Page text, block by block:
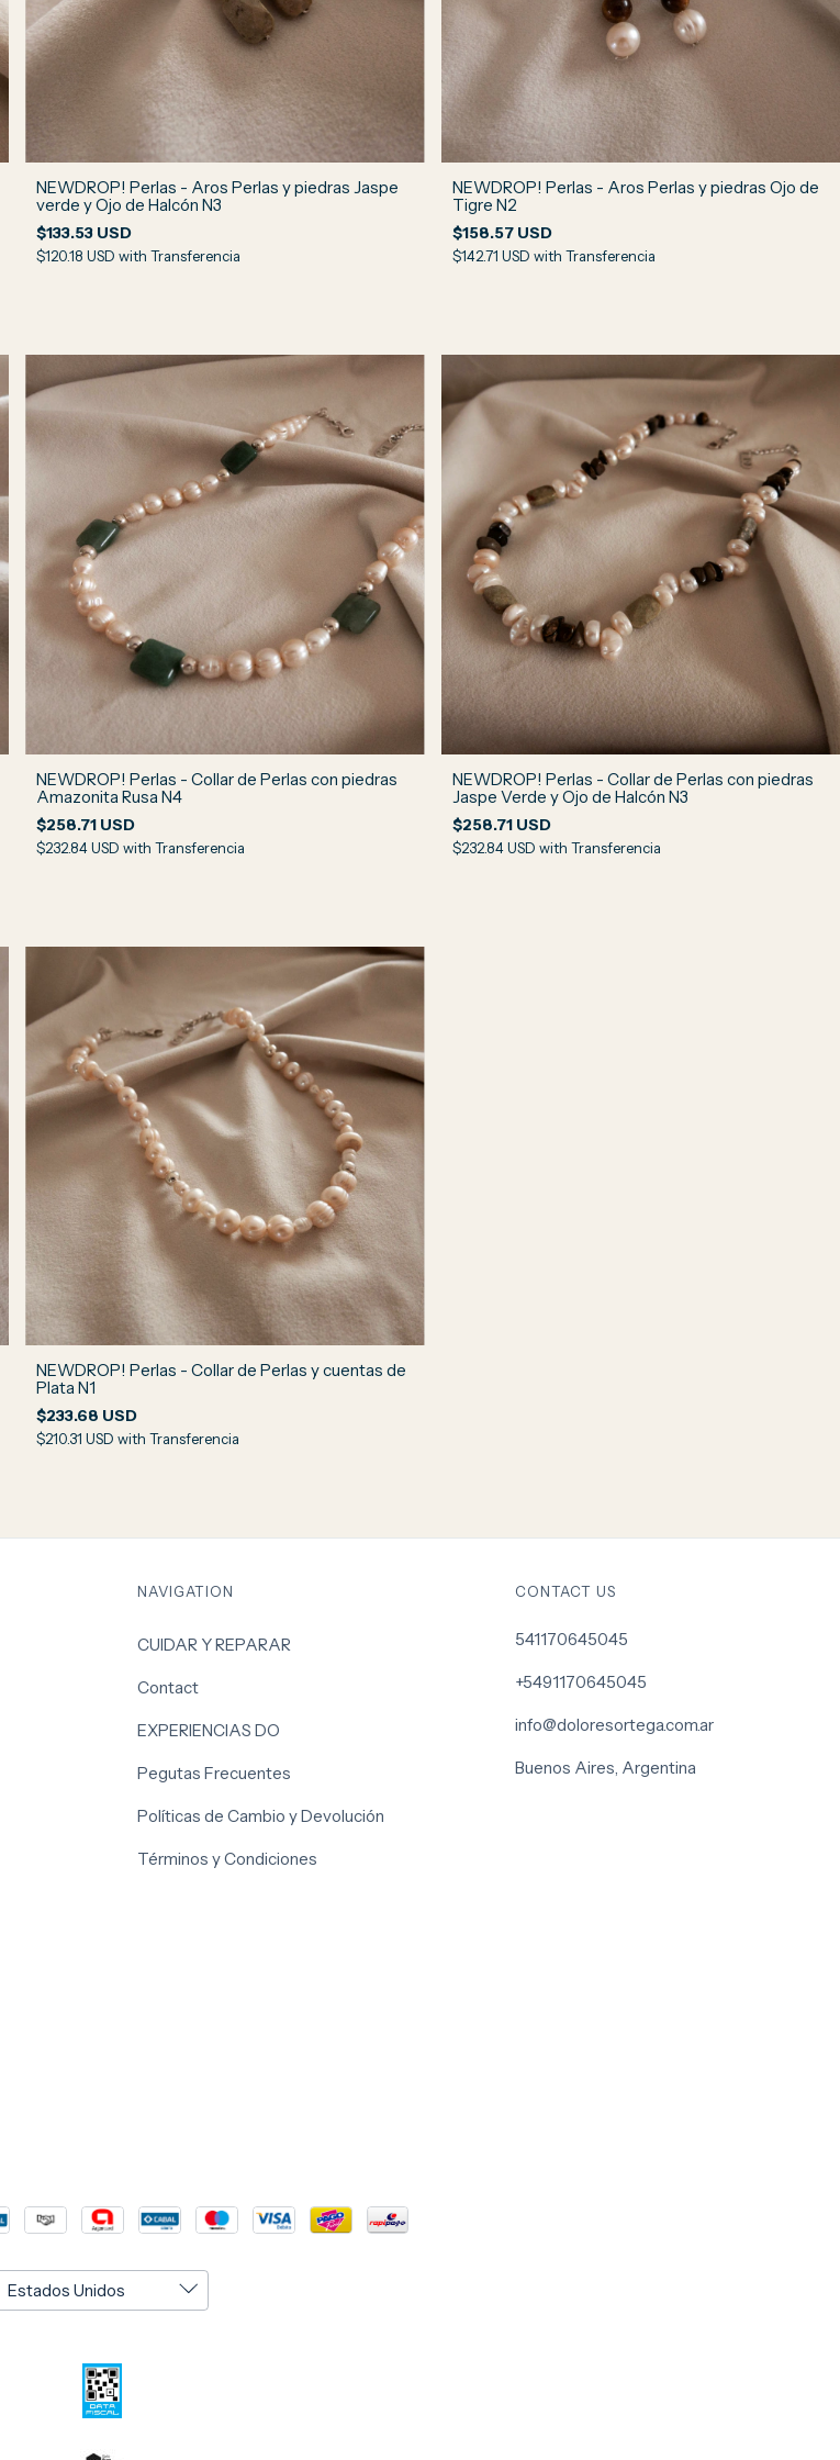
NEWDROP! Perlas - Aros Perlas y piedras Jaspe
verde y Ojo de Halcón N3
$133.53 USD
$120.18 USDwith Transferencia
NEWDROP! Perlas - Aros Perlas y piedras Ojo de
Tigre N2
$158.57 USD
$142.71 USD with Transferencia
NEWDROP! Perlas - Collar de Perlas con piedras
Amazonita Rusa N4
$258.71 USD
$232.84 USDwith Transferencia
NEWDROP! Perlas - Collar de Perlas con piedras
Jaspe Verde y Ojo de Halcón N3
$258.71 USD
$232.84 USD with Transferencia
NEWDROP! Perlas - Collar de Perlas y cuentas de
Plata N1
$233.68 USD
$210.31 USDwith Transferencia
NAVIGATION
CUIDAR Y REPARAR
Contact
EXPERIENCIAS DO
Pegutas Frecuentes
Políticas de Cambio y Devolución
Términos y Condiciones
CONTACT US
541170645045
+5491170645045
info@doloresortega.com.ar
Buenos Aires, Argentina